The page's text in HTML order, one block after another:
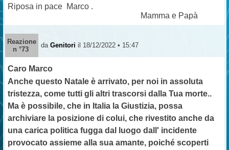
Riposa in pace Marco .
Mamma e Papà
Reazione
n °73
da Genitori il 18/12/2022 • 15:47
Caro Marco
Anche questo Natale è arrivato, per noi in assoluta
tristezza, come tutti gli altri trascorsi dalla Tua morte..
Ma è possibile, che in Italia la Giustizia, possa
archiviare la posizione di colui, che rivestito anche da
una carica politica fugga dal luogo dall' incidente
provocato assieme alla sua amante, poiché scoperti